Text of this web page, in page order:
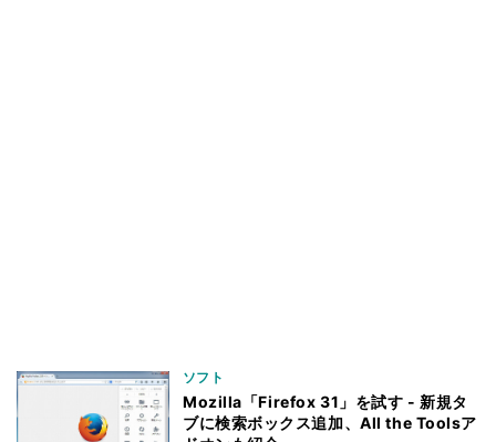
ソフト
Mozilla「Firefox 31」を試す - 新規タ
ブに検索ボックス追加、All the Toolsア